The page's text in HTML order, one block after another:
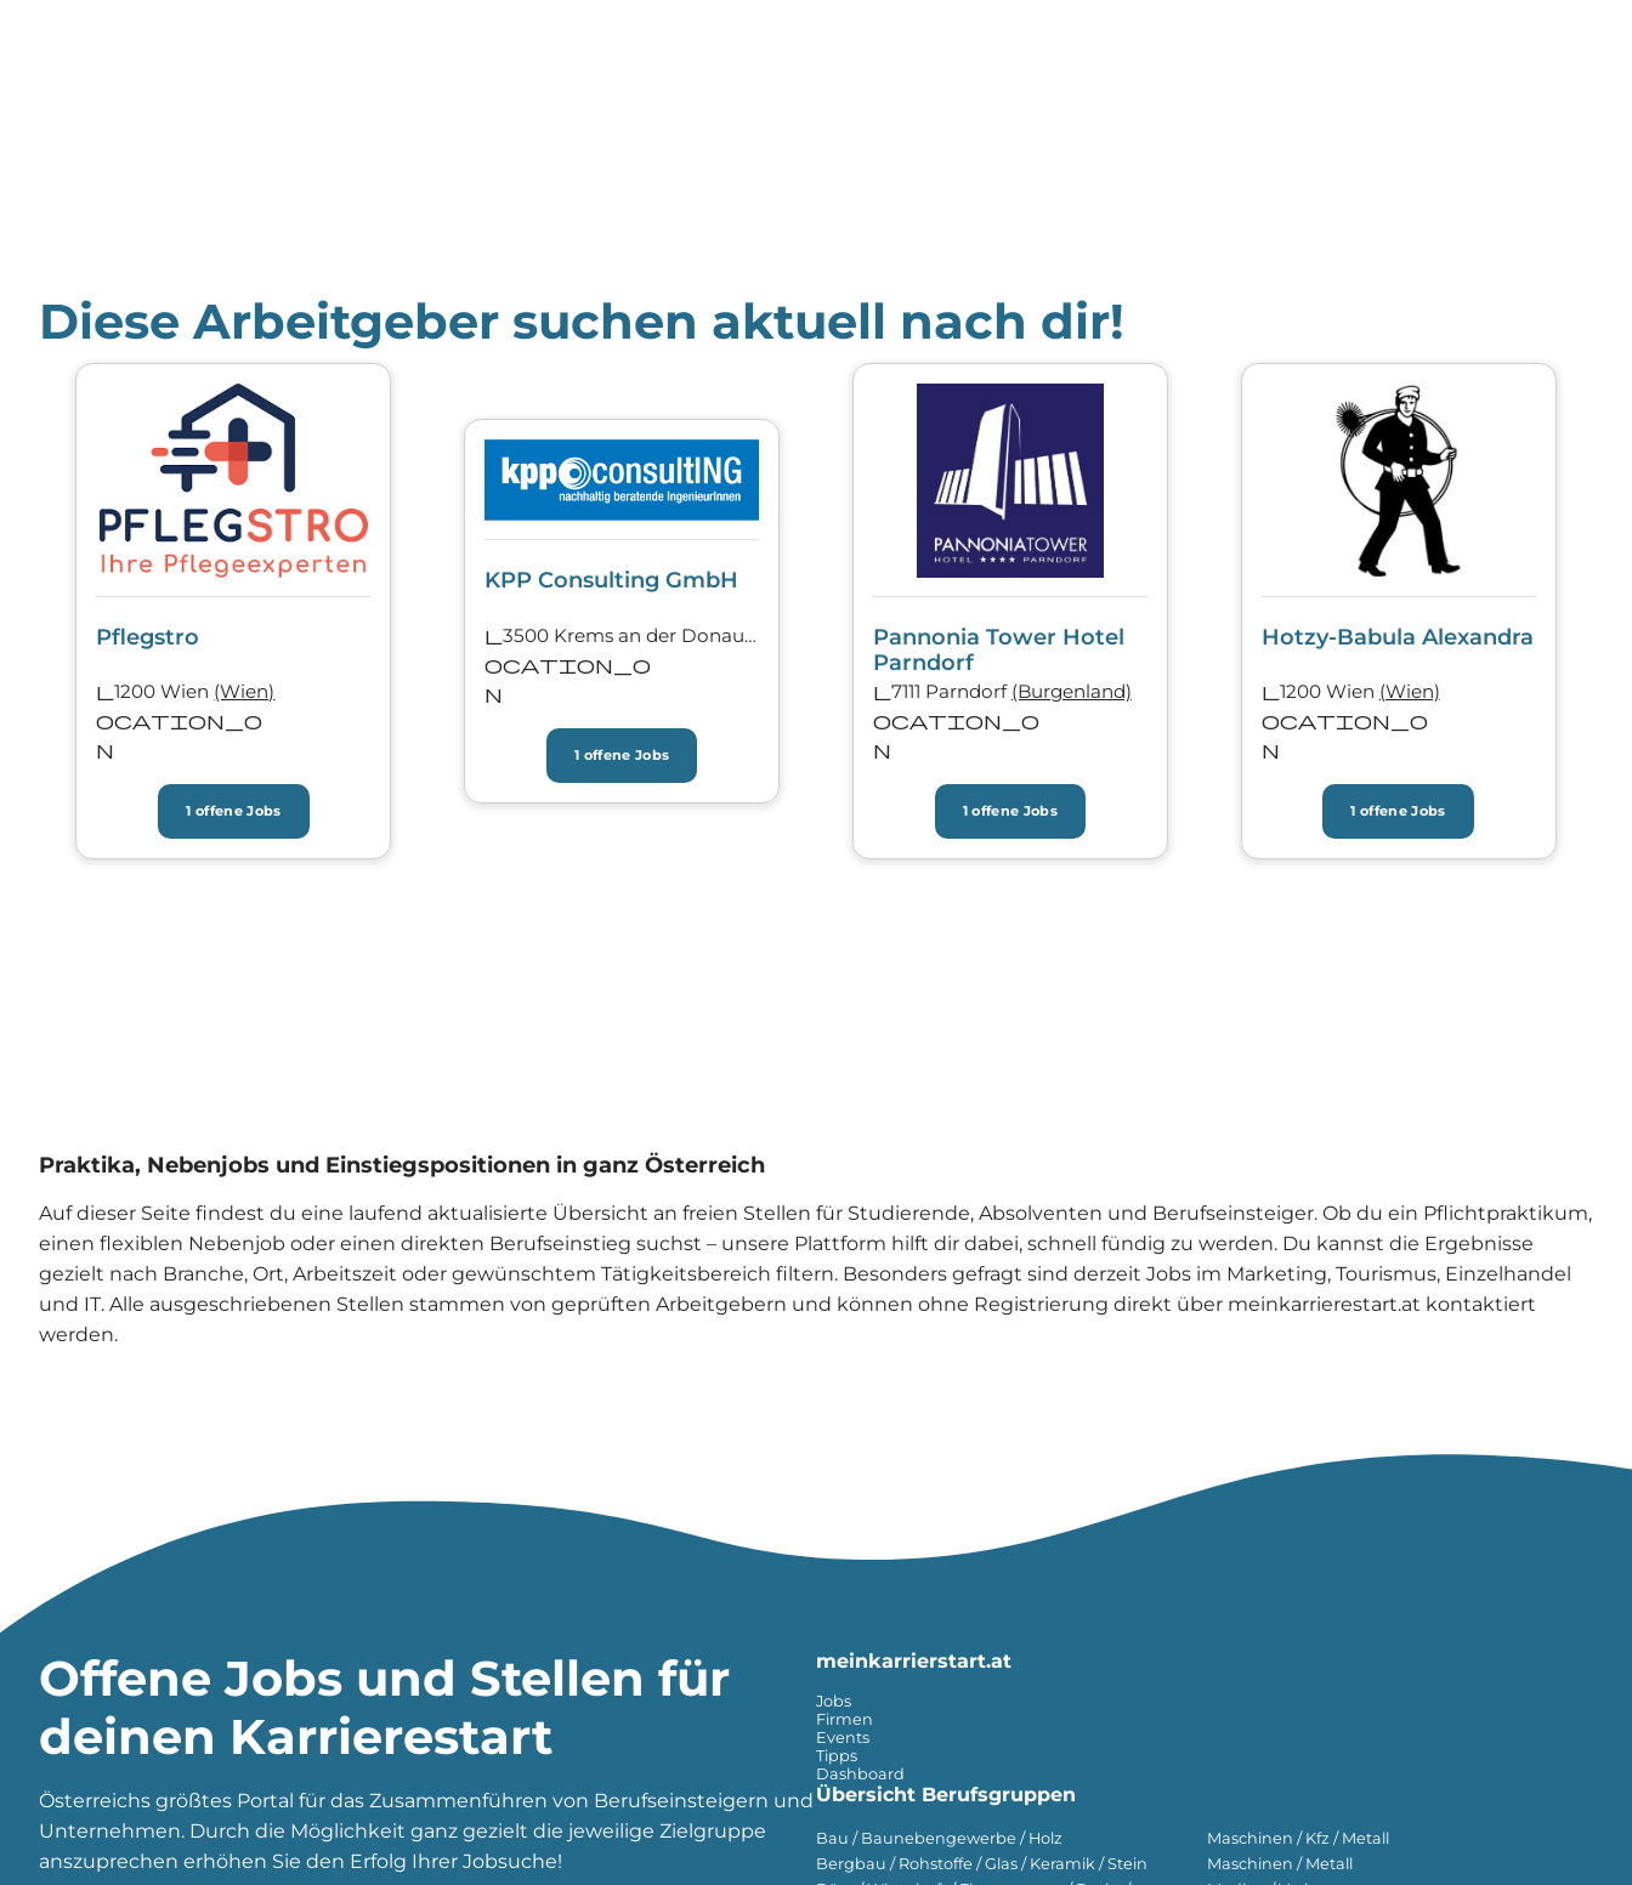
Diese Arbeitgeber suchen aktuell nach dir!
Pflegstro
l
ocation_o
n
1200 Wien (Wien)
1 offene Jobs
KPP Consulting GmbH
l
ocation_o
n
3500 Krems an der Donau(Nieder­österreich)
1 offene Jobs
Pannonia Tower Hotel
Parndorf
l
ocation_o
n
7111 Parndorf (Burgen­land)
1 offene Jobs
Hotzy-Babula Alexandra
l
ocation_o
n
1200 Wien (Wien)
1 offene Jobs
Praktika, Nebenjobs und Einstiegspositionen in ganz Österreich
Auf dieser Seite findest du eine laufend aktualisierte Übersicht an freien Stellen für Studierende, Absolventen und Berufseinsteiger. Ob du ein Pflichtpraktikum,
einen flexiblen Nebenjob oder einen direkten Berufseinstieg suchst – unsere Plattform hilft dir dabei, schnell fündig zu werden. Du kannst die Ergebnisse
gezielt nach Branche, Ort, Arbeitszeit oder gewünschtem Tätigkeitsbereich filtern. Besonders gefragt sind derzeit Jobs im Marketing, Tourismus, Einzelhandel
und IT. Alle ausgeschriebenen Stellen stammen von geprüften Arbeitgebern und können ohne Registrierung direkt über meinkarrierestart.at kontaktiert
werden.
Offene Jobs und Stellen für
deinen Karrierestart
Österreichs größtes Portal für das Zusammenführen von Berufseinsteigern und
Unternehmen. Durch die Möglichkeit ganz gezielt die jeweilige Zielgruppe
anszuprechen erhöhen Sie den Erfolg Ihrer Jobsuche!
meinkarrierstart.at
Jobs
Firmen
Events
Tipps
Dashboard
Übersicht Berufsgruppen
Bau / Baunebengewerbe / Holz
Bergbau / Rohstoffe / Glas / Keramik / Stein
Maschinen / Kfz / Metall
Maschinen / Metall